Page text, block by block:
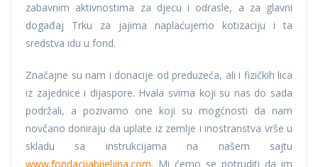
zabavnim aktivnostima za djecu i odrasle, a za glavni
događaj Trku za jajima naplaćujemo kotizaciju i ta
sredstva idu u fond.
Značajne su nam i donacije od preduzeća, ali i fizičkih lica
iz zajednice i dijaspore. Hvala svima koji su nas do sada
podržali, a pozivamo one koji su mogćnosti da nam
novčano doniraju da uplate iz zemlje i inostranstva vrše u
skladu sa instrukcijama na našem sajtu
www.fondacijabijeljina.com. Mi ćemo se potruditi da im